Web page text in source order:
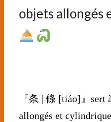
objets allongés
『条 | 條 [tiáo]』sert
allongés et